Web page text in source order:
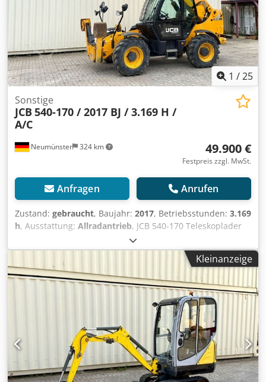
1 /25
Neumünster 324 km
Sonstige
JCB 540-170 / 2017 BJ / 3.169 H /
A/C
49.900 €
Festpreis zzgl. MwSt.
Anfragen Anrufen
Zustand: gebraucht, Baujahr: 2017, Betriebsstunden: 3.169
h, Ausstattung: Allradantrieb, JCB 540-170 Teleskoplader
aus Baujahr 2017 mit nur 3.169 Betriebsstunden! ----*
Hersteller: JCB * Typ: 540-170 4x4x4 * Hubhöhe: 17 Meter *
Tragkraft: 4 Tonnen * Baujahr: 2017 * Modell Jahr: 2017 *
Abgelesene Betriebsstunden: ca. 3.169 * Klima - A/C *
Sway = Niveauausgleich * Betriebsgewicht: 12.300 KG *
Ladegabeln * Zusatzhydraulik * Video auf Anfrage
vorhanden (Whats APP) * Schaufel gegen Aufpreis
verfügbar ! * Preis: 49.900 Euro, netto + 19% MwSt.
Credpjzq Ag Sefx Amuef ----Für weitere Fragen bitte
anrufen: For more question please call: Erik Kortum: Whats
App ?Alle Angaben ohne Gewähr und Garantie, Irrtümer
und Zwischenverkauf vorbehalten. ?
Kleinanzeige